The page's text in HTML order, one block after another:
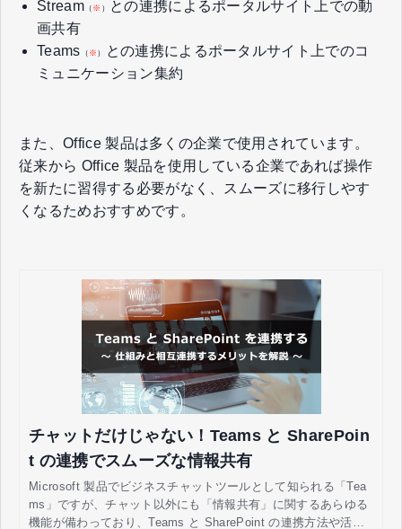
Stream （ ※ ）
との連携によるポータルサイト上での動
画共有
Teams （ ※ ）
との連携によるポータルサイト上でのコ
ミュニケーション集約
また、Office 製品は多くの企業で使用されています。
従来から Office 製品を使用している企業であれば操作
を新たに習得する必要がなく、スムーズに移行しやす
くなるためおすすめです。
チャットだけじゃない！Teams と SharePoin
t の連携でスムーズな情報共有
Microsoft 製品でビジネスチャットツールとして知られる「Tea
ms」ですが、チャット以外にも「情報共有」に関するあらゆる
機能が備わっており、Teams と SharePoint の連携方法や活用